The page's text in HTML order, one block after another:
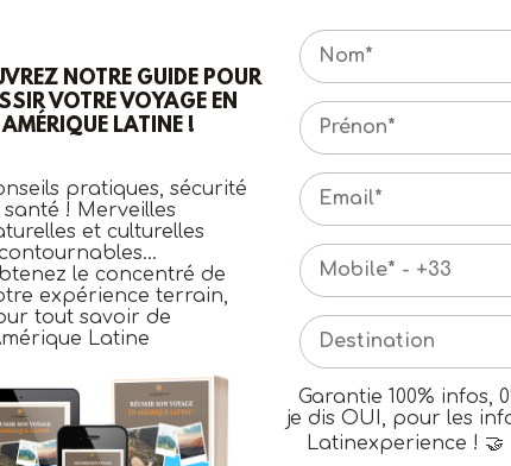
NOUVEAUTÉS
MEXIQUE
Indiana Jones au Mexique !
Yaxchilan et Bonampak : Les Ruines Maya
Partagez ce programme
Tout savoir sur le pays
NOTRE GUIDE POUR
VOTRE VOYAGE EN
AMÉRIQUE LATINE !
pratiques, sécurité
santé ! Merveilles
et culturelles
le concentré de
expérience terrain,
tout savoir de
Latine
Garantie 100% infos,
je dis OUI, pour les
Latinexperience ! 🤝